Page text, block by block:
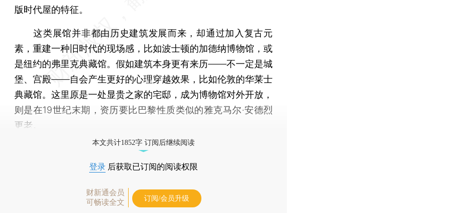
版时代屋的特征。
这类展馆并非都由历史建筑发展而来，却通过加入复古元
素，重建一种旧时代的现场感，比如波士顿的加德纳博物馆，或
是纽约的弗里克典藏馆。假如建筑本身更有来历——不一定是城
堡、宫殿——自会产生更好的心理穿越效果，比如伦敦的华莱士
典藏馆。这里原是一处显贵之家的宅邸，成为博物馆对外开放，
则是在19世纪末期，资历要比巴黎性质类似的雅克马尔·安德烈
更老。
本文共计1852字 订阅后继续阅读
登录 后获取已订阅的阅读权限
财新通会员
可畅读全文
订阅/会员升级